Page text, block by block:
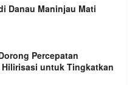
Danau Maninjau Mati
Percepatan
untuk Tingkatkan